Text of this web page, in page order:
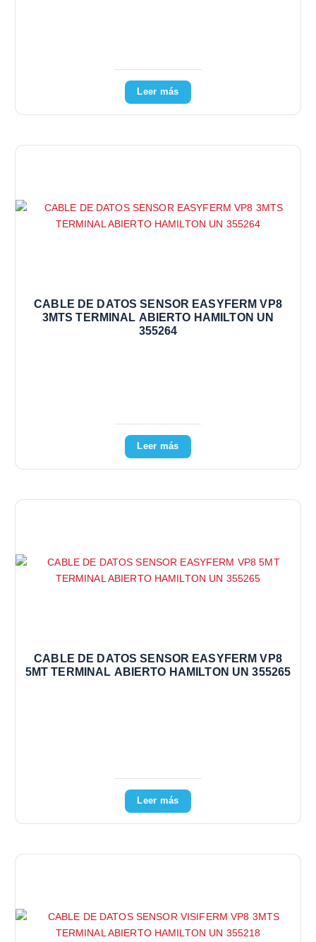
Leer más
CABLE DE DATOS SENSOR EASYFERM VP8
3MTS TERMINAL ABIERTO HAMILTON UN
355264
Leer más
CABLE DE DATOS SENSOR EASYFERM VP8
5MT TERMINAL ABIERTO HAMILTON UN 355265
Leer más